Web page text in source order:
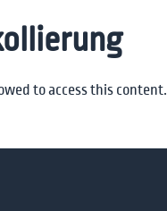
to access this content.